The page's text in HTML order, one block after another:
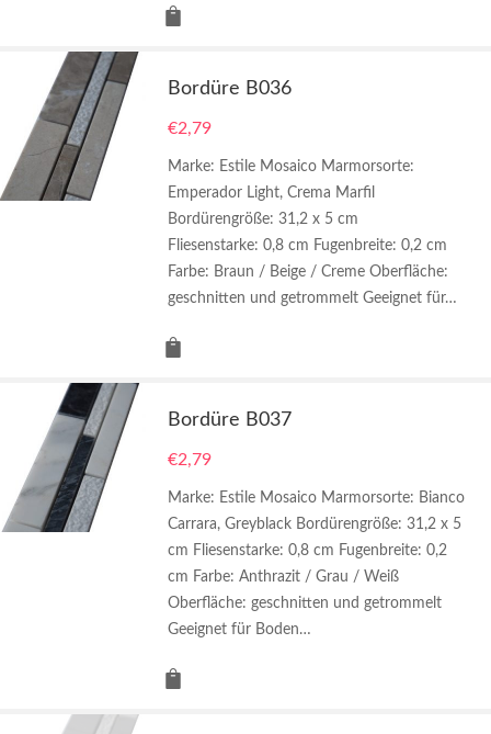
Bordüre B036
€2,79
Marke: Estile Mosaico Marmorsorte:
Emperador Light, Crema Marfil
Bordürengröße: 31,2 x 5 cm
Fliesenstarke: 0,8 cm Fugenbreite: 0,2 cm
Farbe: Braun / Beige / Creme Oberfläche:
geschnitten und getrommelt Geeignet für…
Bordüre B037
€2,79
Marke: Estile Mosaico Marmorsorte: Bianco
Carrara, Greyblack Bordürengröße: 31,2 x 5
cm Fliesenstarke: 0,8 cm Fugenbreite: 0,2
cm Farbe: Anthrazit / Grau / Weiß
Oberfläche: geschnitten und getrommelt
Geeignet für Boden…